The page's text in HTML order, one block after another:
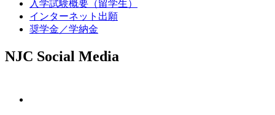
入学試験概要（留学生）
インターネット出願
奨学金／学納金
NJC Social Media